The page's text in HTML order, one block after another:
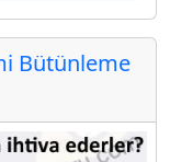
Bütünleme